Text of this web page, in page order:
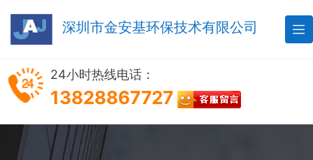
深圳市金安基环保技术有限公司 
24小时热线电话：
13828867727